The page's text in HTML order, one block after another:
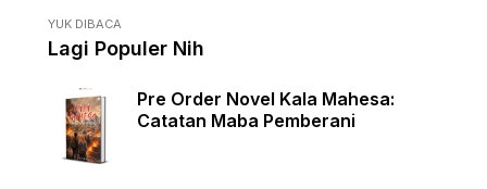
YUK DIBACA
Lagi Populer Nih
Pre Order Novel Kala Mahesa:
Catatan Maba Pemberani